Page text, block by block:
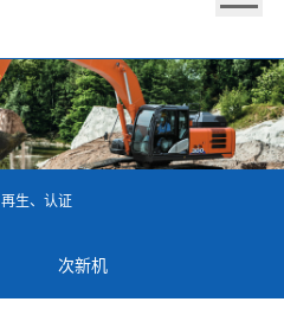
再生、认证
次新机